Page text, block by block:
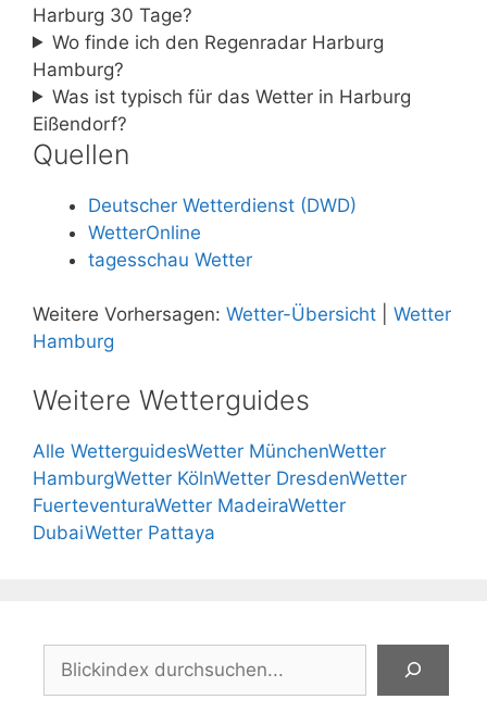
Harburg 30 Tage?
Wo finde ich den Regenradar Harburg
Hamburg?
Was ist typisch für das Wetter in Harburg
Eißendorf?
Quellen
Deutscher Wetterdienst (DWD)
WetterOnline
tagesschau Wetter
Weitere Vorhersagen: Wetter-Übersicht
Wetter
Hamburg
Weitere Wetterguides
Alle WetterguidesWetter MünchenWetter
HamburgWetter KölnWetter DresdenWetter
FuerteventuraWetter MadeiraWetter
DubaiWetter Pattaya